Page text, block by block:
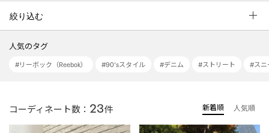
絞り込む
人気のタグ
#リーボック（Reebok） #90'sスタイル #デニム #ストリート #スニ
コーディネート数： 23件 新着順 人気順